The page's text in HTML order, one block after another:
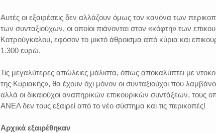
Αυτές οι εξαιρέσεις δεν αλλάζουν όμως τον κανόνα των
των συνταξιούχων, οι οποίοι πιάνονται στον «κόφτη» των
Κατρούγκαλου, εφόσον το μικτό άθροισμα από κύρια και
1.300 ευρώ.
Τις μεγαλύτερες απώλειες μάλιστα, όπως αποκαλύπτει με
της Κυριακής», θα έχουν όχι μόνον οι συνταξιούχοι που
αλλά οι δικαιούχοι αναπηρικών επικουρικών συντάξεων, τους
ΑΝΕΛ δεν τους εξαιρεί από το νέο σύστημα και τις περικοπές!
Αρχικά εξαιρέθηκαν